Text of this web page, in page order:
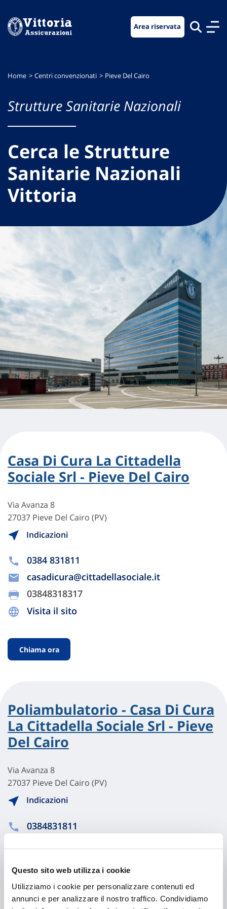
Questo sito web utilizza i cookie
Utilizziamo i cookie per personalizzare contenuti ed
annunci e per analizzare il nostro traffico. Condividiamo
menu
contenuto
footer
Area riservata
Home Centri convenzionati Pieve Del Cairo
Strutture Sanitarie Nazionali
Cerca le Strutture
Sanitarie Nazionali
Vittoria
Casa Di Cura La Cittadella
Sociale Srl - Pieve Del Cairo
Via Avanza 8
27037 Pieve Del Cairo (PV)
Indicazioni
0384 831811
casadicura@cittadellasociale.it
03848318317
Visita il sito
Chiama ora
Poliambulatorio - Casa Di Cura
La Cittadella Sociale Srl - Pieve
Del Cairo
Via Avanza 8
27037 Pieve Del Cairo (PV)
Indicazioni
0384831811
Visita il sito